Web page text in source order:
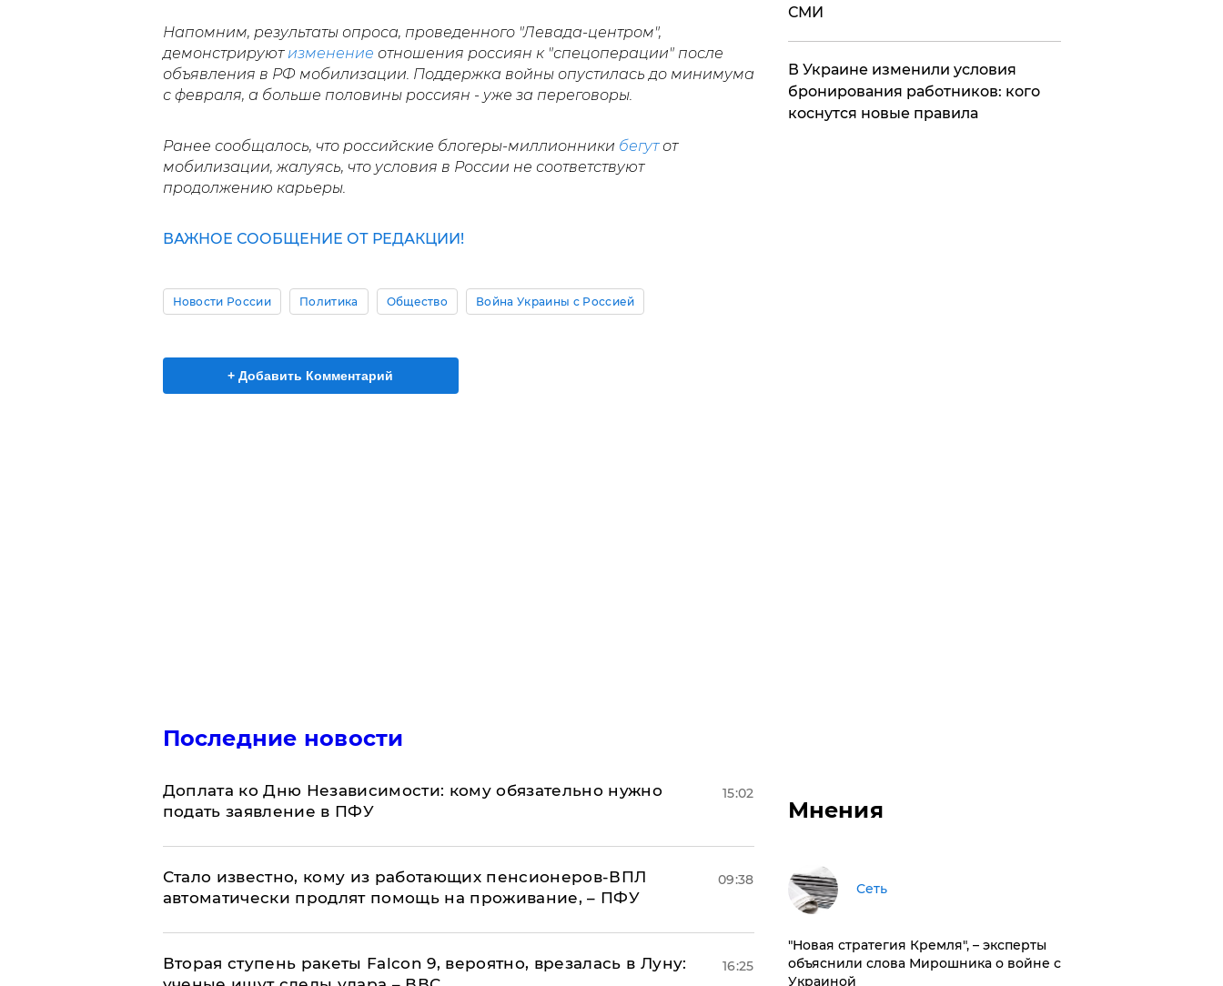
Напомним, результаты опроса, проведенного "Левада-центром",
демонстрируют изменение отношения россиян к "спецоперации" после
объявления в РФ мобилизации. Поддержка войны опустилась до минимума
с февраля, а больше половины россиян - уже за переговоры.
Ранее сообщалось, что российские блогеры-миллионники бегутот
мобилизации, жалуясь, что условия в России не соответствуют
продолжению карьеры.
ВАЖНОЕ СООБЩЕНИЕ ОТ РЕДАКЦИИ!
Новости России Политика Общество Война Украины с Россией
+ Добавить Комментарий
Последние новости
Доплата ко Дню Независимости: кому обязательно нужно
подать заявление в ПФУ
15:02
Стало известно, кому из работающих пенсионеров-ВПЛ
автоматически продлят помощь на проживание, – ПФУ
09:38
Вторая ступень ракеты Falcon 9, вероятно, врезалась в Луну:
16:25
СМИ
В Украине изменили условия
бронирования работников: кого
коснутся новые правила
Мнения
Сеть
"Новая стратегия Кремля", – эксперты
объяснили слова Мирошника о войне с
Украиной